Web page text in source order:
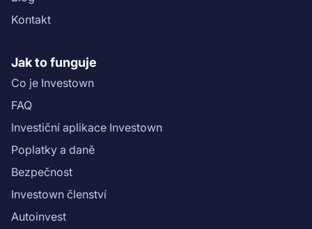
Kontakt
Jak to funguje
Co je Investown
FAQ
Investiční aplikace Investown
Poplatky a daně
Bezpečnost
Investown členství
Autoinvest